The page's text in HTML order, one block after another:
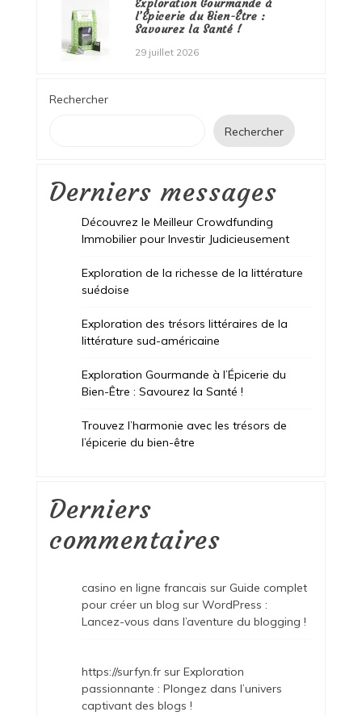
Exploration Gourmande à
l’Épicerie du Bien-Être :
Savourez la Santé !
29 juillet 2026
Rechercher
Rechercher
Derniers messages
Découvrez le Meilleur Crowdfunding
Immobilier pour Investir Judicieusement
Exploration de la richesse de la littérature
suédoise
Exploration des trésors littéraires de la
littérature sud-américaine
Exploration Gourmande à l’Épicerie du
Bien-Être : Savourez la Santé !
Trouvez l’harmonie avec les trésors de
l’épicerie du bien-être
Derniers
commentaires
casino en ligne francais sur Guide complet
pour créer un blog sur WordPress :
Lancez-vous dans l’aventure du blogging !
https://surfyn.frsur Exploration
passionnante : Plongez dans l’univers
captivant des blogs !